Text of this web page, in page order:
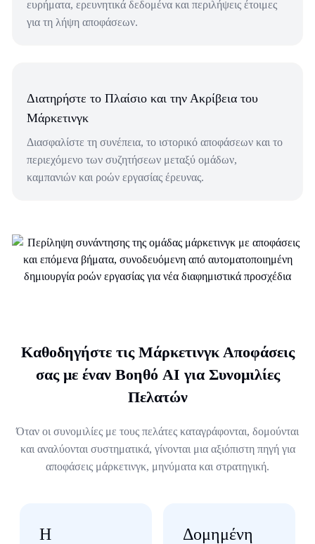
ευρήματα, ερευνητικά δεδομένα και περιλήψεις έτοιμες
για τη λήψη αποφάσεων.
Διατηρήστε το Πλαίσιο και την Ακρίβεια του
Μάρκετινγκ
Διασφαλίστε τη συνέπεια, το ιστορικό αποφάσεων και το
περιεχόμενο των συζητήσεων μεταξύ ομάδων,
καμπανιών και ροών εργασίας έρευνας.
Καθοδηγήστε τις Μάρκετινγκ Αποφάσεις
σας με έναν Βοηθό AI για Συνομιλίες
Πελατών
Όταν οι συνομιλίες με τους πελάτες καταγράφονται, δομούνται
και αναλύονται συστηματικά, γίνονται μια αξιόπιστη πηγή για
αποφάσεις μάρκετινγκ, μηνύματα και στρατηγική.
Η
Δομημένη